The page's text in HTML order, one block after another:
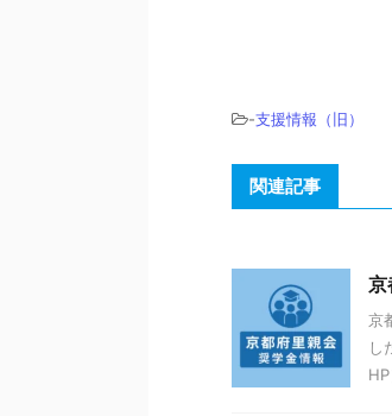
-支援情報（旧）
関連記事
京
し